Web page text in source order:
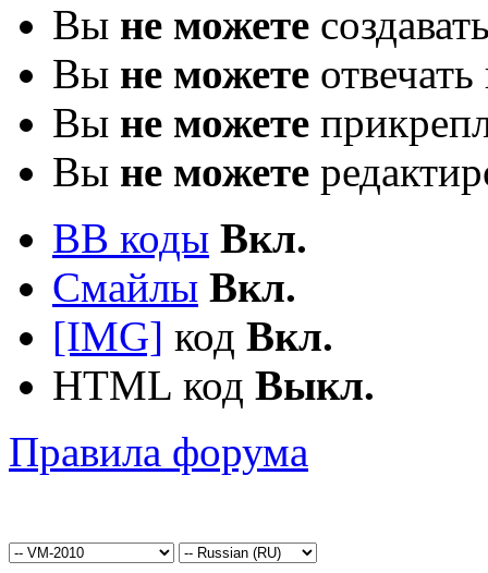
Вы не можете
Вы не можете
Вы не можете
Вы не можете
BB коды Вкл.
Смайлы Вкл.
[IMG] код Вкл.
HTML код Выкл.
Правила форума